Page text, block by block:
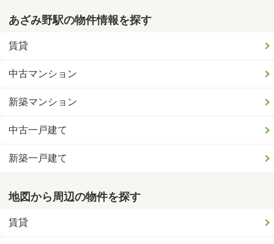
あざみ野駅の物件情報を探す
賃貸
中古マンション
新築マンション
中古一戸建て
新築一戸建て
地図から周辺の物件を探す
賃貸